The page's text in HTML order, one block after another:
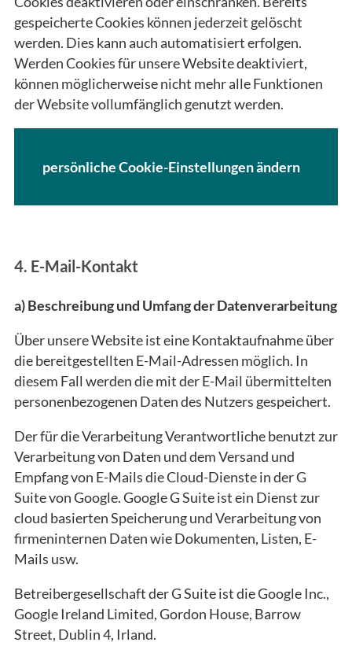
gespeicherte Cookies können jederzeit gelöscht
werden. Dies kann auch automatisiert erfolgen.
Werden Cookies für unsere Website deaktiviert,
können möglicherweise nicht mehr alle Funktionen
der Website vollumfänglich genutzt werden.
persönliche Cookie-Einstellungen ändern
4. E-Mail-Kontakt
a) Beschreibung und Umfang der Datenverarbeitung
Über unsere Website ist eine Kontaktaufnahme über
die bereitgestellten E-Mail-Adressen möglich. In
diesem Fall werden die mit der E-Mail übermittelten
personenbezogenen Daten des Nutzers gespeichert.
Der für die Verarbeitung Verantwortliche benutzt zur
Verarbeitung von Daten und dem Versand und
Empfang von E-Mails die Cloud-Dienste in der G
Suite von Google. Google G Suite ist ein Dienst zur
cloud basierten Speicherung und Verarbeitung von
firmeninternen Daten wie Dokumenten, Listen, E-
Mails usw.
Betreibergesellschaft der G Suite ist die Google Inc.,
Google Ireland Limited, Gordon House, Barrow
Street, Dublin 4, Irland.